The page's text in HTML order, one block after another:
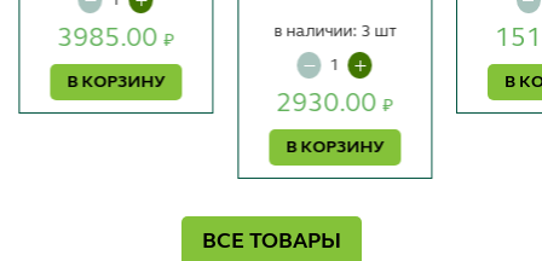
3985.00₽
В КОРЗИНУ
2930.00₽
В КОРЗИНУ
в наличии: 3 шт
В
ВСЕ ТОВАРЫ